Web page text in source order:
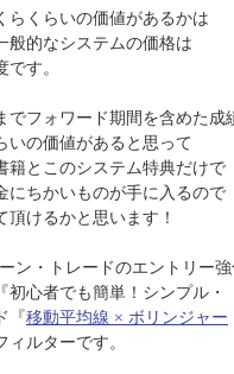
らくらいの価値があるかは
般的なシステムの価格は
です。
フォワード期間を含めた成
いの価値があると思って
籍とこのシステム特典だけで
にちかいものが手に入るので
頂けるかと思います！
ン・トレードのエントリー
初心者でも簡単！シンプル・
『移動平均線 × ボリンジャー
ルターです。